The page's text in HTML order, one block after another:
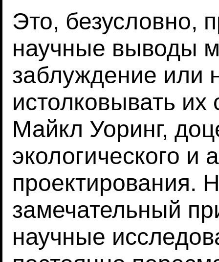
Это, безусловно,
научные выводы
заблуждение или
истолковывать
Майкл Уоринг,
экологического и
проектирования.
замечательный
научные